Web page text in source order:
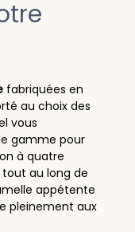
fabriquées en
au choix des
vous
gamme pour
à quatre
au long de
appétente
pleinement aux